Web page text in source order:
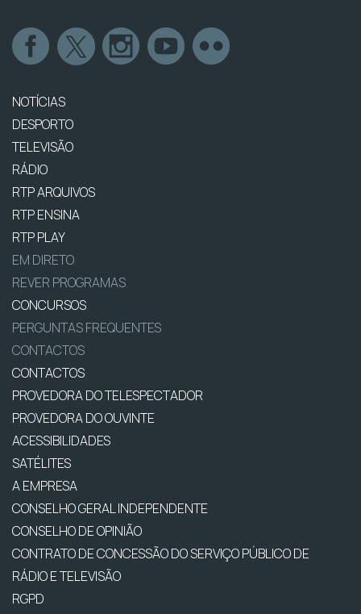
NOTÍCIAS
DESPORTO
TELEVISÃO
RÁDIO
RTP ARQUIVOS
RTP ENSINA
RTP PLAY
EM DIRETO
REVER PROGRAMAS
CONCURSOS
PERGUNTAS FREQUENTES
CONTACTOS
CONTACTOS
PROVEDORA DO TELESPECTADOR
PROVEDORA DO OUVINTE
ACESSIBILIDADES
SATÉLITES
A EMPRESA
CONSELHO GERAL INDEPENDENTE
CONSELHO DE OPINIÃO
CONTRATO DE CONCESSÃO DO SERVIÇO PÚBLICO DE
RÁDIO E TELEVISÃO
RGPD